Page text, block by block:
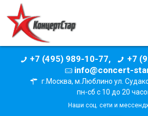
+7 (495) 989-10-77,
+7
info@concert-
г.Москва, м.Люблино ул.
пн-сб с 10 до 20
Наши соц. сети и